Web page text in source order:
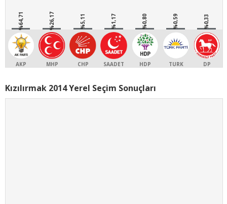
%64,71
AKP
%26,17
MHP
%5,11
CHP
%1,17
SAADET
%0,80
HDP
%0,59
TURK
%0,33
DP
Kızılırmak 2014 Yerel Seçim Sonuçları